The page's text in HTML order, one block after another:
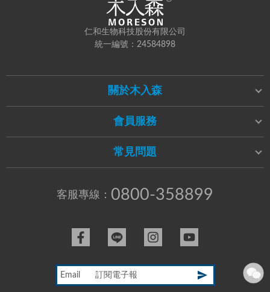
仁和生物科技股份有限公司
統一編號：24584898
關於木入森
會員服務
常見問題
客服專線： 0800-358899
Email